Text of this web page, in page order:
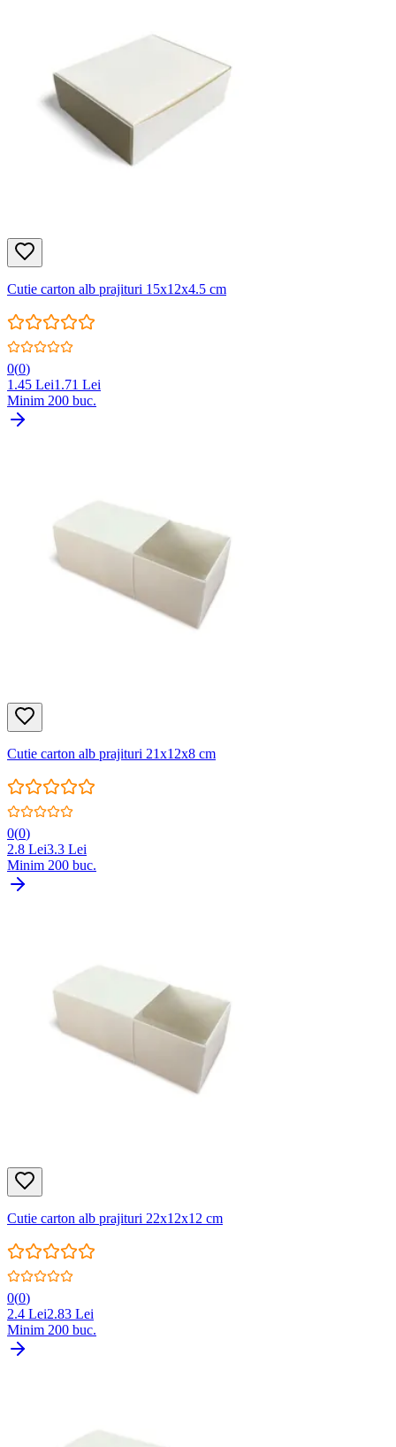
Cutie carton alb prajituri 15x12x4.5 cm
0(0)
1.45 Lei1.71 Lei
Minim 200 buc.
Cutie carton alb prajituri 21x12x8 cm
0(0)
2.8 Lei3.3 Lei
Minim 200 buc.
Cutie carton alb prajituri 22x12x12 cm
0(0)
2.4 Lei2.83 Lei
Minim 200 buc.